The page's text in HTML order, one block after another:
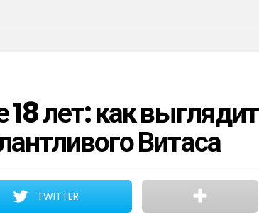
лет: как выглядит
Витаса
TWITTER